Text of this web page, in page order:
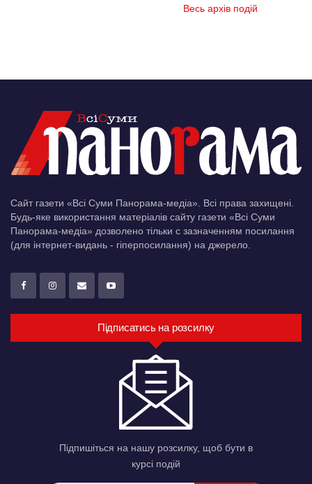
Весь архів подій
Сайт газети «Всі Суми Панорама-медіа». Всі права захищені.
Будь-яке використання матеріалів сайту газети «Всі Суми
Панорама-медіа» дозволено тільки c зазначенням посилання
(для інтернет-видань - гіперпосилання) на джерело.
Підписатись на розсилку
Підпишіться на нашу розсилку, щоб бути в
курсі подій